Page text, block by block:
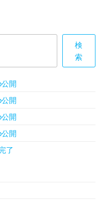
検
索
開
開
開
開
了